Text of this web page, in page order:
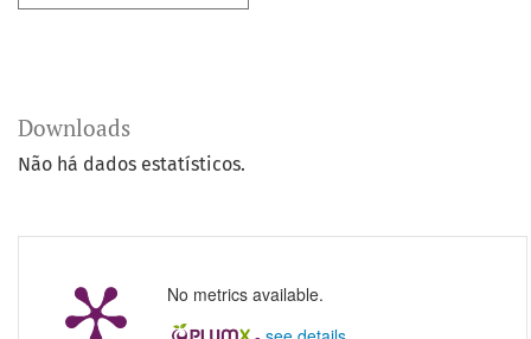
Downloads
Não há dados estatísticos.
No metrics available.